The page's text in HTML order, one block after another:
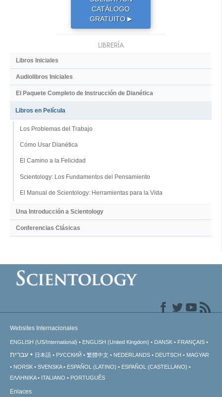
CATÁLOGO
GRATUITO ▶
LIBRERÍA
Libros Iniciales
Audiolibros Iniciales
El Paquete Completo de Instrucción de Dianética
Libros en Película
Los Problemas del Trabajo
Cómo Usar Dianética
El Camino a la Felicidad
Scientology: Los Fundamentos del Pensamiento
El Manual de Scientology: Herramientas para la Vida
Una Introducción a Scientology
Conferencias Clásicas
Websites Internacionales
ENGLISH (US/International) ENGLISH (United Kingdom) DANSK FRANÇAIS
עברית 日本語 РУССКИЙ 繁體中文 NEDERLANDS DEUTSCH
MAGYAR
NORSK
SVENSKA ESPAÑOL (LATINO)
ESPAÑOL (CASTELLANO)
ΕΛΛΗΝΙΚA
ITALIANO PORTUGUÊS
Enlaces